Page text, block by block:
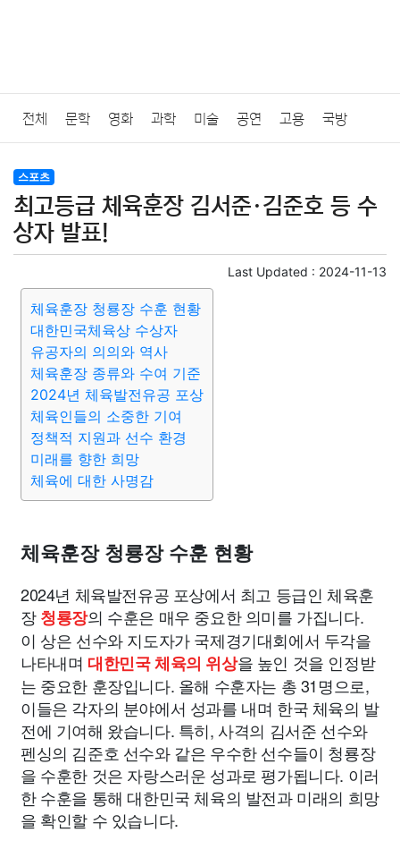
전체 문학 영화 과학 미술 공연 고용 국방
법률
질병 가요 방송 일상 주식 암호화폐 블록체인
미용 증권 인테리어
요리 상품리뷰 원예 금융
대출 자동차 취미 여행
종교 사회 정치 건강
부동산 외국어 교육
스포츠
최고등급 체육훈장 김서준·김준호 등 수
상자 발표!
Last Updated : 2024-11-13
체육훈장 청룡장 수훈 현황
대한민국체육상 수상자
유공자의 의의와 역사
체육훈장 종류와 수여 기준
2024년 체육발전유공 포상
체육인들의 소중한 기여
정책적 지원과 선수 환경
미래를 향한 희망
체육에 대한 사명감
체육훈장 청룡장 수훈 현황
2024년 체육발전유공 포상에서 최고 등급인 체육훈
장청룡장의 수훈은 매우 중요한 의미를 가집니다.
이 상은 선수와 지도자가 국제경기대회에서 두각을
나타내며 대한민국 체육의 위상을 높인 것을 인정받
는 중요한 훈장입니다. 올해 수훈자는 총 31명으로,
이들은 각자의 분야에서 성과를 내며 한국 체육의 발
전에 기여해 왔습니다. 특히, 사격의 김서준 선수와
펜싱의 김준호 선수와 같은 우수한 선수들이 청룡장
을 수훈한 것은 자랑스러운 성과로 평가됩니다. 이러
한 수훈을 통해 대한민국 체육의 발전과 미래의 희망
을 확인할 수 있습니다.